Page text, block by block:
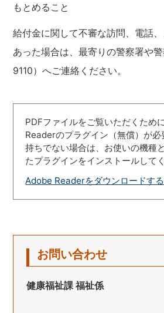
もとめること
給付金に関して不審な訪問、電話
あった場合は、最寄りの警察署や
9110）へご連絡ください。
PDFファイルをご覧いただくため
Readerのプラグイン（無償）が必
持ちでない場合は、お使いの機種
たプラグインをインストールして
Adobe Readerをダウンロードする
お問い合わせ
健康福祉課 福祉係